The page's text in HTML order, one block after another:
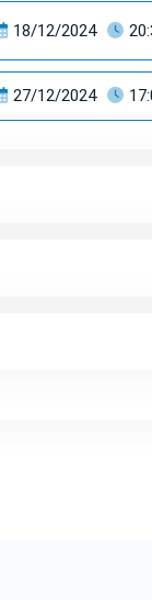
18/12/2024
27/12/2024